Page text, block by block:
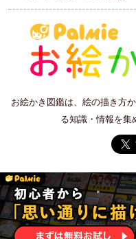
お絵かき図鑑は、絵の描き方
る知識・情報を集